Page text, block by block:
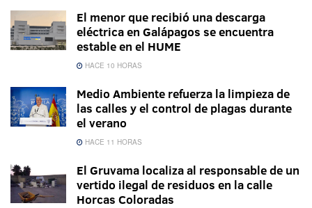
El menor que recibió una descarga
eléctrica en Galápagos se encuentra
estable en el HUME
HACE 10 HORAS
Medio Ambiente refuerza la limpieza de
las calles y el control de plagas durante
el verano
HACE 11 HORAS
El Gruvama localiza al responsable de un
vertido ilegal de residuos en la calle
Horcas Coloradas